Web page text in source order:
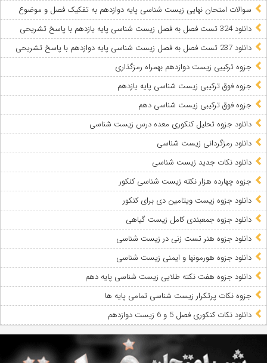
سوالات امتحان نهایی زیست شناسی پایه دوازدهم به تفکیک فصل و موضوع
دانلود 324 تست فصل به فصل زیست شناسی پایه یازدهم با پاسخ تشریحی
دانلود 237 تست فصل به فصل زیست شناسی پایه دوازدهم با پاسخ تشریحی
جزوه ترکیبی زیست دوازدهم بهمراه رمزگذاری
جزوه فوق ترکیبی زیست شناسی پایه یازدهم
جزوه فوق ترکیبی زیست شناسی دهم
دانلود جزوه تحلیل کنکوری معده درس زیست شناسی
دانلود رمزگردانی زیست شناسی
دانلود نکات جدید زیست شناسی
جزوه چهارده هزار نکته زیست شناسی کنکور
دانلود جزوه زیست ویتامین دی برای کنکور
دانلود جزوه جمعبندی کامل زیست‌ گیاهی
دانلود جزوه هنر تست زنی در زیست شناسی
دانلود جزوه هورمونها و ایمنی زیست شناسی
دانلود جزوه هفت نکته طلایی زیست شناسی پایه دهم
جزوه نکات پرتکرار زیست شناسی تمامی پایه ها
دانلود نکات کنکوری فصل 5 و 6 زیست دوازدهم